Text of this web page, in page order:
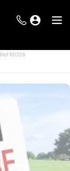
Ref 110336